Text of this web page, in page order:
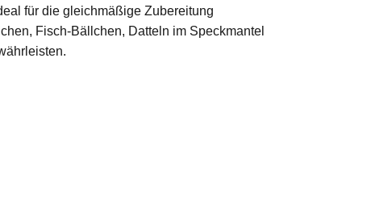
für die gleichmäßige Zubereitung
Fisch-Bällchen, Datteln im Speckmantel